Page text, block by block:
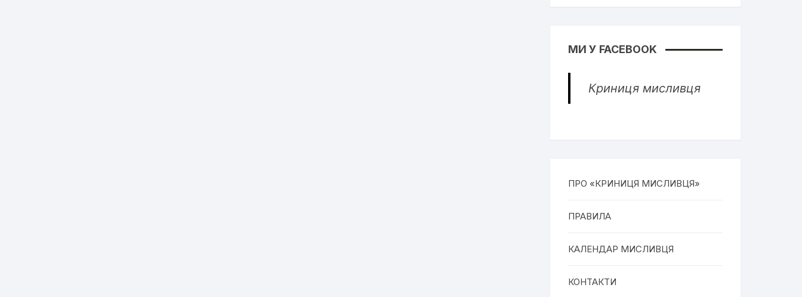
МИ У FACEBOOK
Криниця мисливця
ПРО «КРИНИЦЯ МИСЛИВЦЯ»
ПРАВИЛА
КАЛЕНДАР МИСЛИВЦЯ
КОНТАКТИ